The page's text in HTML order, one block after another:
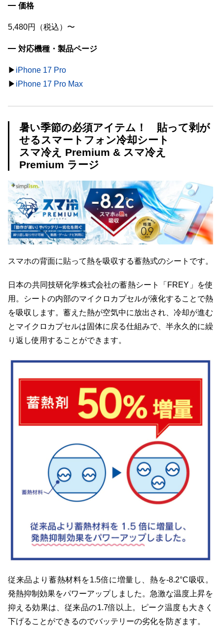
価格
5,480円（税込）〜
対応機種・製品ページ
▶︎ iPhone 17 Pro
▶︎ iPhone 17 Pro Max
暑い季節の必須アイテム！ 貼って剥が
せるスマートフォン冷却シート
スマ冷え Premium & スマ冷え
Premium ラージ
スマホの背面に貼って熱を吸収する蓄熱式のシートです。
日本の共同技研化学株式会社の蓄熱シート「FREY」を使
用。シートの内部のマイクロカプセルが液化することで熱
を吸収します。蓄えた熱が空気中に放出され、冷却が進む
とマイクロカプセルは固体に戻る仕組みで、半永久的に繰
り返し使用することができます。
従来品より蓄熱材料を1.5倍に増量し、熱を-8.2°C吸収。
発熱抑制効果をパワーアップしました。急激な温度上昇を
抑える効果は、従来品の1.7倍以上。ピーク温度も大きく
下げることができるのでバッテリーの劣化を防ぎます。